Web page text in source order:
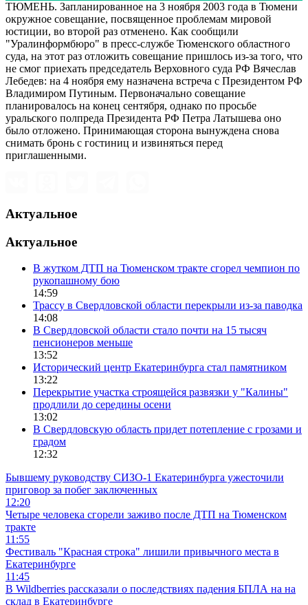
ТЮМЕНЬ. Запланированное на 3 ноября 2003 года в Тюмени
окружное совещание, посвященное проблемам мировой
юстиции, во второй раз отменено. Как сообщили
"Уралинформбюро" в пресс-службе Тюменского областного
суда, на этот раз отложить совещание пришлось из-за того, что
не смог приехать председатель Верховного суда РФ Вячеслав
Лебедев: на 4 ноября ему назначена встреча с Президентом РФ
Владимиром Путиным. Первоначально совещание
планировалось на конец сентября, однако по просьбе
уральского полпреда Президента РФ Петра Латышева оно
было отложено. Принимающая сторона вынуждена снова
снимать бронь с гостиниц и извиняться перед
приглашенными.
Актуальное
Актуальное
В жутком ДТП на Тюменском тракте сгорел чемпион по
рукопашному бою
14:59
Трассу в Свердловской области перекрыли из-за паводка
14:08
В Свердловской области стало почти на 15 тысяч
пенсионеров меньше
13:52
Исторический центр Екатеринбурга стал памятником
13:22
Перекрытие участка строящейся развязки у "Калины"
продлили до середины осени
13:02
В Свердловскую область придет потепление с грозами и
градом
12:32
Бывшему руководству СИЗО-1 Екатеринбурга ужесточили
приговор за побег заключенных
12:20
Четыре человека сгорели заживо после ДТП на Тюменском
тракте
11:55
Фестиваль "Красная строка" лишили привычного места в
Екатеринбурге
11:45
В Wildberries рассказали о последствиях падения БПЛА на на
склад в Екатеринбурге